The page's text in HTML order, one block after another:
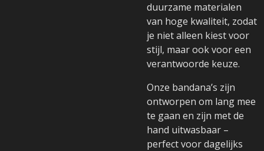
duurzame materialen
van hoge kwaliteit, zodat
je niet alleen kiest voor
stijl, maar ook voor een
verantwoorde keuze.
Onze bandana’s zijn
ontworpen om lang mee
te gaan en zijn met de
hand uitwasbaar –
perfect voor dagelijks